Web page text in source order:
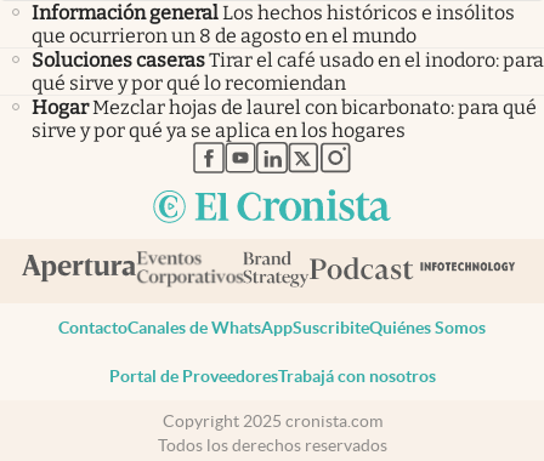
Información generalLos hechos históricos e insólitos
que ocurrieron un 8 de agosto en el mundo
Soluciones caserasTirar el café usado en el inodoro: para
qué sirve y por qué lo recomiendan
HogarMezclar hojas de laurel con bicarbonato: para qué
sirve y por qué ya se aplica en los hogares
abre en nueva pestaña
abre en nueva pestaña
abre en nueva pestaña
abre en nueva pestaña
abre en nueva pestaña
ContactoCanales de WhatsAppSuscribiteQuiénes Somos
Portal de ProveedoresTrabajá con nosotros
Copyright 2025 cronista.com
Todos los derechos reservados